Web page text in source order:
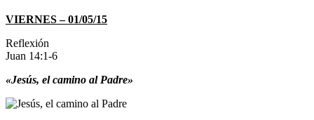
VIERNES – 01/05/15
Reflexión
Juan 14:1-6
«Jesús, el camino al Padre»